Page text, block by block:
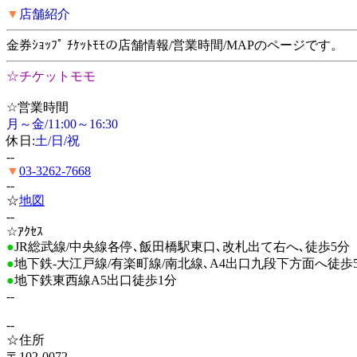
▼ 店舗紹介
金券ｼｮｯﾌﾟ ﾁｹｯﾄﾓﾓの店舗情報/営業時間/MAPのページです。
☆チケットモモ
☆営業時間
月～金/11:00～16:30
休日:土/日/祝
--
▼03-3262-7668
--
☆地図
--
☆ｱｸｾｽ
●JR総武線/中央線各停､飯田橋駅東口､改札出て右へ､徒歩5分
●地下鉄-大江戸線/有楽町線/南北線､A4出口九段下方面へ徒歩
●地下鉄東西線A5出口徒歩1分
--
--
☆住所